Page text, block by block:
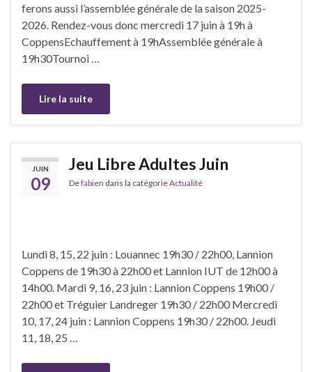
ferons aussi l’assemblée générale de la saison 2025-
2026. Rendez-vous donc mercredi 17 juin à 19h à
CoppensEchauffement à 19hAssemblée générale à
19h30Tournoi …
Lire la suite
JUIN
09
Jeu Libre Adultes Juin
Defabien dans la catégorieActualité
Lundi 8, 15, 22 juin : Louannec 19h30 / 22h00, Lannion
Coppens de 19h30 à 22h00 et Lannion IUT de 12h00 à
14h00. Mardi 9, 16, 23 juin : Lannion Coppens 19h00 /
22h00 et Tréguier Landreger 19h30 / 22h00 Mercredi
10, 17, 24 juin : Lannion Coppens 19h30 / 22h00. Jeudi
11, 18, 25 …